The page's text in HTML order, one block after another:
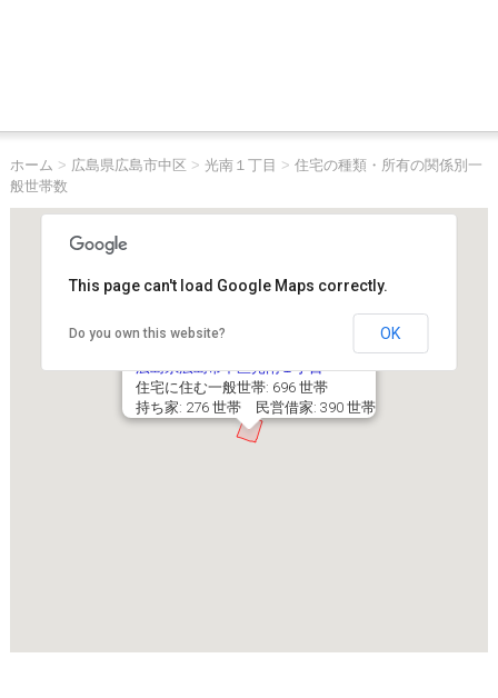
ホーム > 広島県広島市中区 > 光南１丁目 > 住宅の種類・所有の関係別一
般世帯数
広島県広島市中区光南１丁目
住宅に住む一般世帯: 696 世帯
持ち家: 276 世帯 民営借家: 390 世帯
This page can't load Google Maps correctly.
Do you own this website? OK